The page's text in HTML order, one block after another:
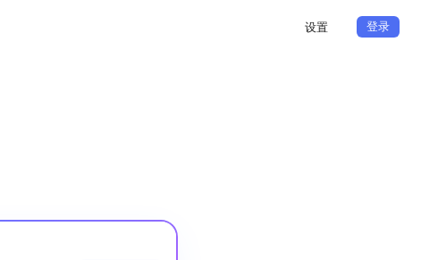
设置 登录